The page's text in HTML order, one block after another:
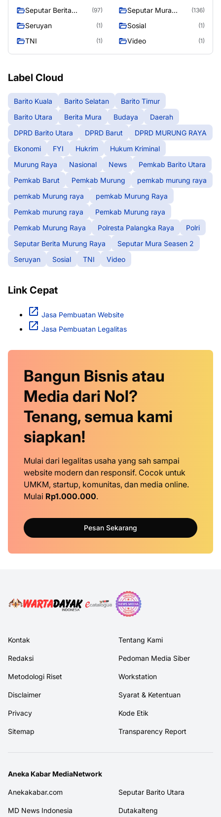
Seputar Berita
(97)
Seputar Mura
(136)
Seruyan (1) Sosial (1)
TNI (1) Video (1)
Label Cloud
Barito Kuala Barito Selatan
Barito Timur
Barito Utara
Berita Mura Budaya
Daerah
DPRD Barito Utara
DPRD Barut
DPRD MURUNG RAYA
Ekonomi
FYI Hukrim
Hukum Kriminal
Murung Raya
Nasional News
Pemkab Barito Utara
Pemkab Barut
Pemkab Murung
pemkab murung raya
pemkab Murung raya
pemkab Murung Raya
Pemkab murung raya
Pemkab Murung raya
Pemkab Murung Raya
Polresta Palangka Raya
Polri
Seputar Berita Murung Raya
Seputar Mura Seasen 2
Seruyan
Sosial TNI Video
Link Cepat
Jasa Pembuatan Website
Jasa Pembuatan Legalitas
Bangun Bisnis atau
Media dari Nol?
Tenang, semua kami
siapkan!
Mulai dari legalitas usaha yang sah sampai
website modern dan responsif. Cocok untuk
UMKM, startup, komunitas, dan media online.
Mulai Rp1.000.000.
Pesan Sekarang
Kontak Tentang Kami
Redaksi Pedoman Media Siber
Metodologi Riset Workstation
Disclaimer Syarat & Ketentuan
Privacy Kode Etik
Sitemap Transparency Report
Aneka Kabar MediaNetwork
Anekakabar.com Seputar Barito Utara
MD News Indonesia Dutakalteng